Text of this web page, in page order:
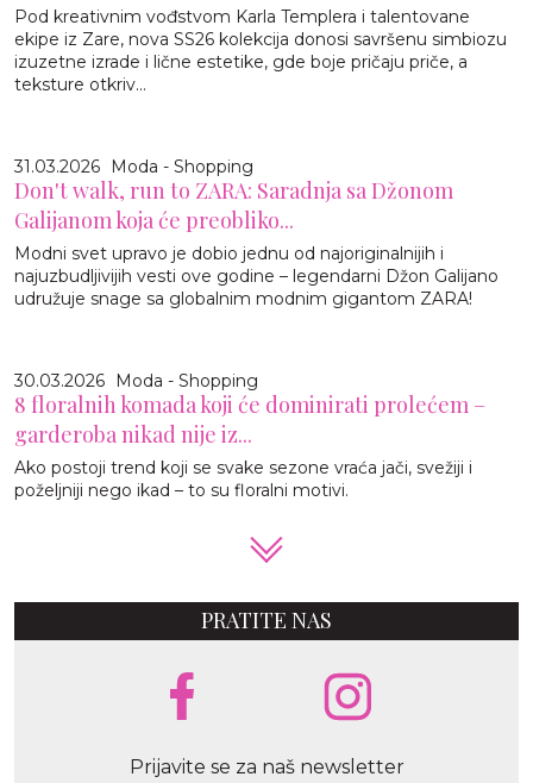
Pod kreativnim vođstvom Karla Templera i talentovane
ekipe iz Zare, nova SS26 kolekcija donosi savršenu simbiozu
izuzetne izrade i lične estetike, gde boje pričaju priče, a
teksture otkriv...
31.03.2026 Moda - Shopping
Don't walk, run to ZARA: Saradnja sa Džonom
Galijanom koja će preobliko...
Modni svet upravo je dobio jednu od najoriginalnijih i
najuzbudljivijih vesti ove godine – legendarni Džon Galijano
udružuje snage sa globalnim modnim gigantom ZARA!
30.03.2026 Moda - Shopping
8 floralnih komada koji će dominirati prolećem –
garderoba nikad nije iz...
Ako postoji trend koji se svake sezone vraća jači, svežiji i
poželjniji nego ikad – to su floralni motivi.
PRATITE NAS
Prijavite se za naš newsletter